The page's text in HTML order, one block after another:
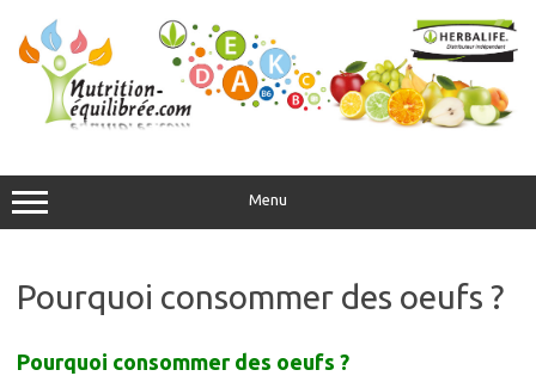
contenu
Menu
Pourquoi consommer des oeufs ?
Pourquoi consommer des oeufs ?